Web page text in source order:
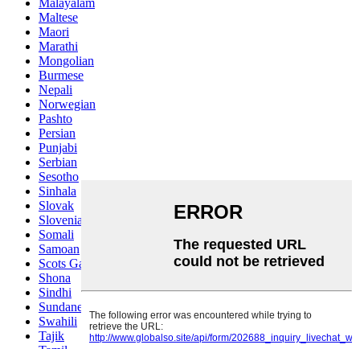
Malayalam
Maltese
Maori
Marathi
Mongolian
Burmese
Nepali
Norwegian
Pashto
Persian
Punjabi
Serbian
Sesotho
Sinhala
Slovak
Slovenian
Somali
Samoan
Scots Gaelic
Shona
Sindhi
Sundanese
Swahili
Tajik